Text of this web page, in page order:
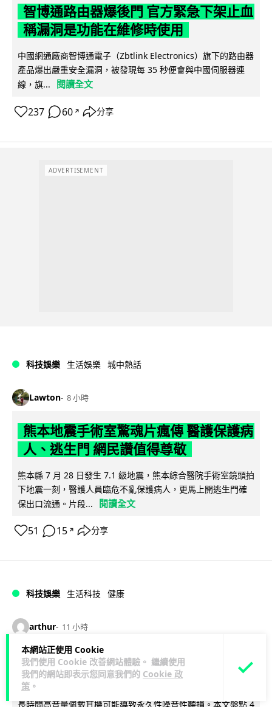
本網站正使用 Cookie
我們使用 Cookie 改善網站體驗。 繼續使用
我們的網站即表示您同意我們的 Cookie 政
策 。
智博通路由器爆後門 官方緊急下架止血
稱漏洞是功能在維修時使用
中國網通廠商智博通電子（Zbtlink Electronics）旗下的路由器
產品爆出嚴重安全漏洞，被發現每 35 秒便會與中國伺服器連
線，旗...
閱讀全文
237 60 ↗ 分享
ADVERTISEMENT
科技娛樂 生活娛樂 城中熱話
Lawton 8 小時
熊本地震手術室驚魂片瘋傳 醫護保護病
人、逃生門 網民讚值得尊敬
熊本縣 7 月 28 日發生 7.1 級地震，熊本綜合醫院手術室鏡頭拍
下地震一刻，醫護人員臨危不亂保護病人，更馬上開逃生門確
保出口流通。片段...
閱讀全文
51 15 ↗ 分享
科技娛樂 生活科技 健康
arthur 11 小時
AirPods 用家注意聽力響紅燈 醫學界籲
耳機用戶謹守「60-60」鐵律
長時間高音量佩戴耳機可能導致永久性噪音性聽損。本文盤點 4